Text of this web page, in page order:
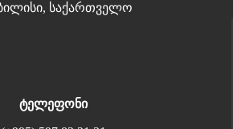
საქართველო
ტელეფონი